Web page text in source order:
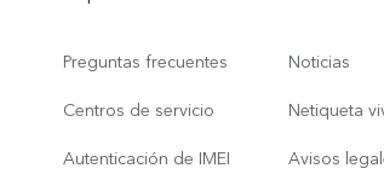
Preguntas frecuentes
Centros de servicio
Autenticación de IMEI
Noticias
Netiqueta
Avisos